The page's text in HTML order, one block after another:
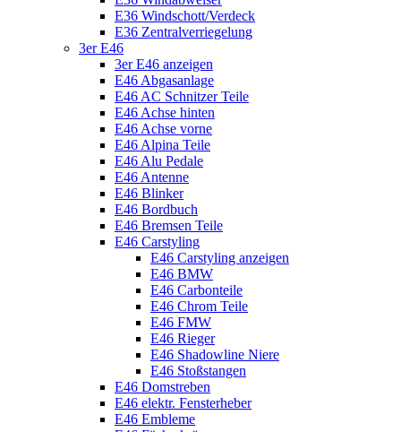
E36 Windschott/Verdeck
E36 Zentralverriegelung
3er E46
3er E46 anzeigen
E46 Abgasanlage
E46 AC Schnitzer Teile
E46 Achse hinten
E46 Achse vorne
E46 Alpina Teile
E46 Alu Pedale
E46 Antenne
E46 Blinker
E46 Bordbuch
E46 Bremsen Teile
E46 Carstyling
E46 Carstyling anzeigen
E46 BMW
E46 Carbonteile
E46 Chrom Teile
E46 FMW
E46 Rieger
E46 Shadowline Niere
E46 Stoßstangen
E46 Domstreben
E46 elektr. Fensterheber
E46 Embleme